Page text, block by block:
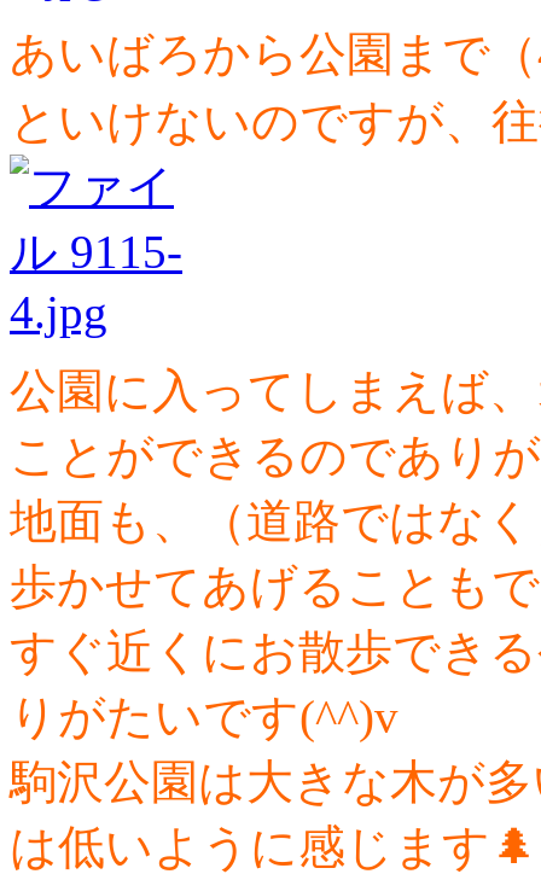
あいばろから公園まで
といけないのですが、
公園に入ってしまえば
ことができるのであり
地面も、（道路ではな
歩かせてあげることも
すぐ近くにお散歩でき
りがたいです(^^)v
駒沢公園は大きな木が
は低いように感じます🌲